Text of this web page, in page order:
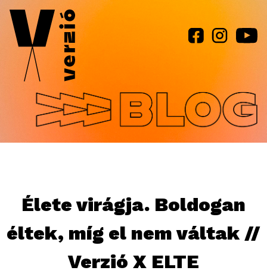
Jump to navigation
Élete virágja. Boldogan
éltek, míg el nem váltak //
Verzió X ELTE